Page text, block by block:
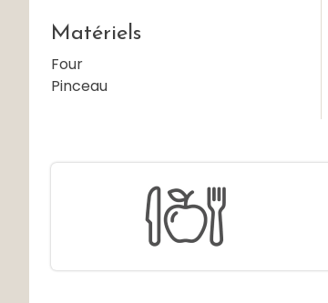
Matériels
Four
Pinceau